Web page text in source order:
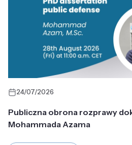
24/07/2026
Publiczna obrona rozprawy
Mohammada Azama